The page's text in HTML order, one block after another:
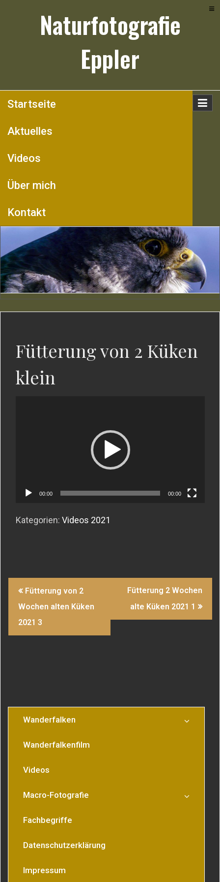
Naturfotografie
Eppler
Startseite
Aktuelles
Videos
Über mich
Kontakt
Fütterung von 2 Küken
klein
00:00 00:00
Kategorien: Videos 2021
Beitragsnavigation
Fütterung von 2
Wochen alten Küken
2021 3
Fütterung 2 Wochen
alte Küken 2021 1
Wanderfalken
Wanderfalkenfilm
Videos
Macro-Fotografie
Fachbegriffe
Datenschutzerklärung
Impressum